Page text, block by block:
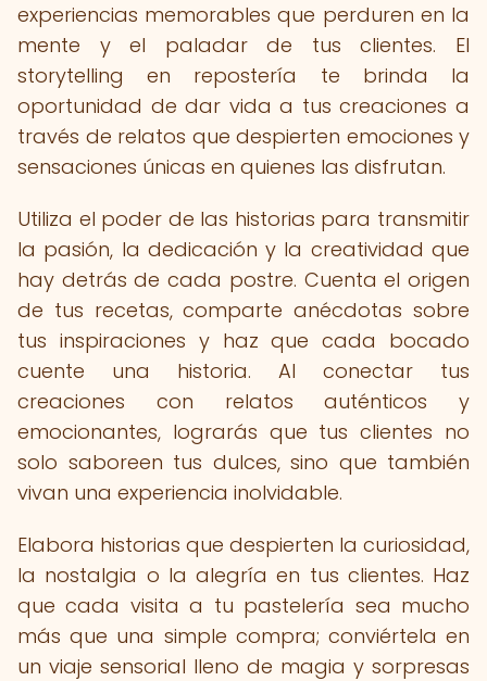
experiencias memorables que perduren en la
mente y el paladar de tus clientes. El
storytelling en repostería te brinda la
oportunidad de dar vida a tus creaciones a
través de relatos que despierten emociones y
sensaciones únicas en quienes las disfrutan.
Utiliza el poder de las historias para transmitir
la pasión, la dedicación y la creatividad que
hay detrás de cada postre. Cuenta el origen
de tus recetas, comparte anécdotas sobre
tus inspiraciones y haz que cada bocado
cuente una historia. Al conectar tus
creaciones con relatos auténticos y
emocionantes, lograrás que tus clientes no
solo saboreen tus dulces, sino que también
vivan una experiencia inolvidable.
Elabora historias que despierten la curiosidad,
la nostalgia o la alegría en tus clientes. Haz
que cada visita a tu pastelería sea mucho
más que una simple compra; conviértela en
un viaje sensorial lleno de magia y sorpresas